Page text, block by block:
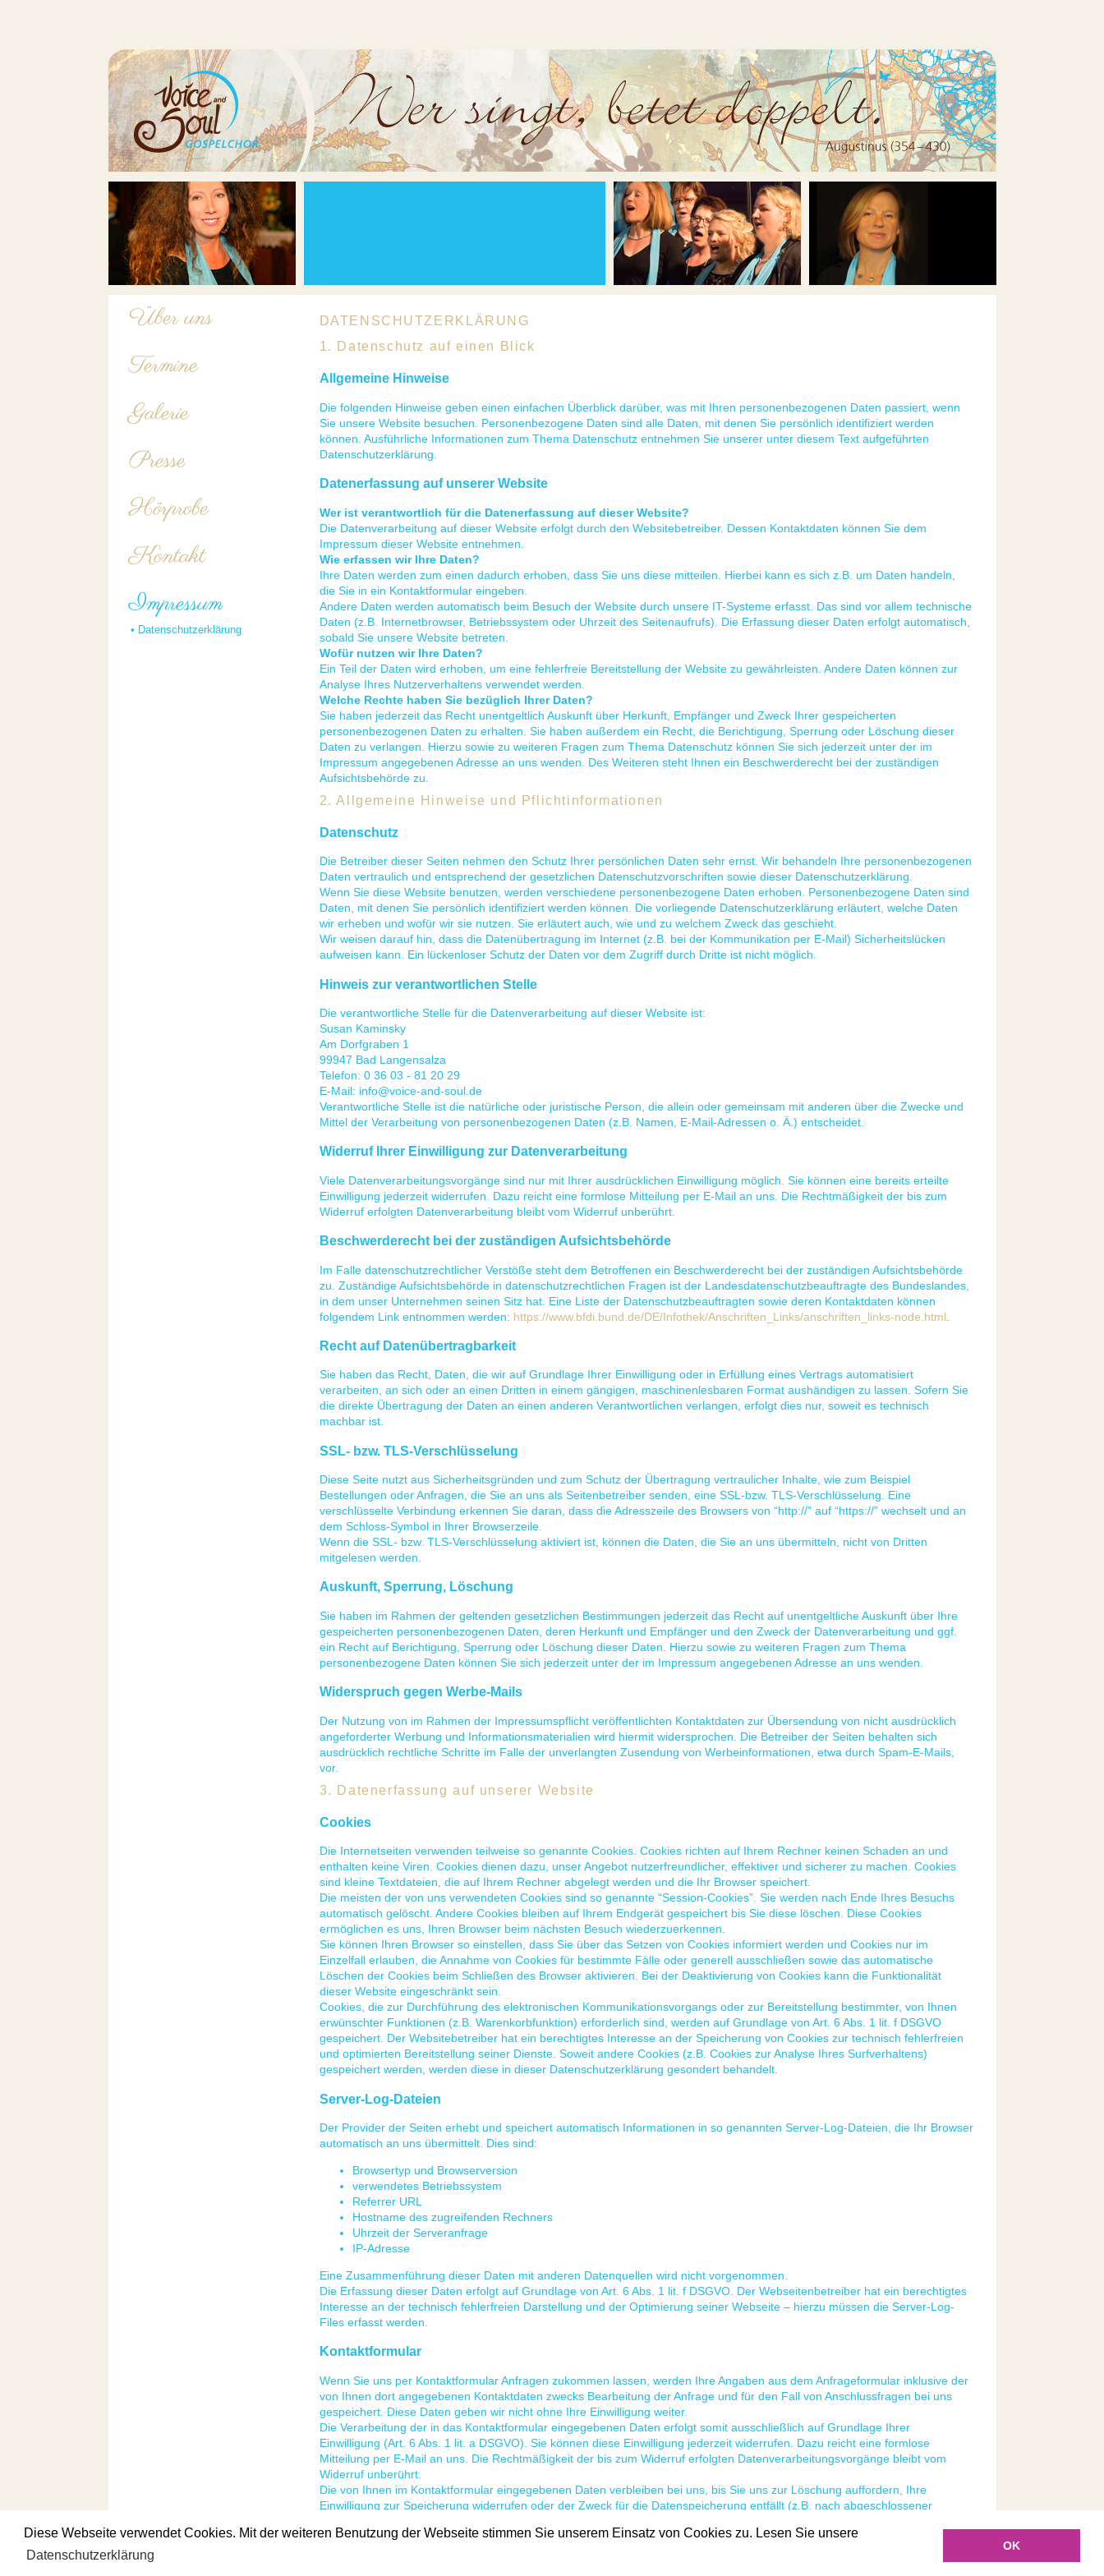
Diese Webseite verwendet Cookies. Mit der weiteren Benutzung der Webseite stimmen Sie unserem Einsatz von Cookies zu. Lesen Sie unsere
Datenschutzerklärung
OK
Über uns
Termine
Galerie
Presse
Hörprobe
Kontakt
Impressum
• Datenschutzerklärung
DATENSCHUTZERKLÄRUNG
1. Datenschutz auf einen Blick
Allgemeine Hinweise
Die folgenden Hinweise geben einen einfachen Überblick darüber, was mit Ihren personenbezogenen Daten passiert, wenn
Sie unsere Website besuchen. Personenbezogene Daten sind alle Daten, mit denen Sie persönlich identifiziert werden
können. Ausführliche Informationen zum Thema Datenschutz entnehmen Sie unserer unter diesem Text aufgeführten
Datenschutzerklärung.
Datenerfassung auf unserer Website
Wer ist verantwortlich für die Datenerfassung auf dieser Website?
Die Datenverarbeitung auf dieser Website erfolgt durch den Websitebetreiber. Dessen Kontaktdaten können Sie dem
Impressum dieser Website entnehmen.
Wie erfassen wir Ihre Daten?
Ihre Daten werden zum einen dadurch erhoben, dass Sie uns diese mitteilen. Hierbei kann es sich z.B. um Daten handeln,
die Sie in ein Kontaktformular eingeben.
Andere Daten werden automatisch beim Besuch der Website durch unsere IT-Systeme erfasst. Das sind vor allem technische
Daten (z.B. Internetbrowser, Betriebssystem oder Uhrzeit des Seitenaufrufs). Die Erfassung dieser Daten erfolgt automatisch,
sobald Sie unsere Website betreten.
Wofür nutzen wir Ihre Daten?
Ein Teil der Daten wird erhoben, um eine fehlerfreie Bereitstellung der Website zu gewährleisten. Andere Daten können zur
Analyse Ihres Nutzerverhaltens verwendet werden.
Welche Rechte haben Sie bezüglich Ihrer Daten?
Sie haben jederzeit das Recht unentgeltlich Auskunft über Herkunft, Empfänger und Zweck Ihrer gespeicherten
personenbezogenen Daten zu erhalten. Sie haben außerdem ein Recht, die Berichtigung, Sperrung oder Löschung dieser
Daten zu verlangen. Hierzu sowie zu weiteren Fragen zum Thema Datenschutz können Sie sich jederzeit unter der im
Impressum angegebenen Adresse an uns wenden. Des Weiteren steht Ihnen ein Beschwerderecht bei der zuständigen
Aufsichtsbehörde zu.
2. Allgemeine Hinweise und Pflichtinformationen
Datenschutz
Die Betreiber dieser Seiten nehmen den Schutz Ihrer persönlichen Daten sehr ernst. Wir behandeln Ihre personenbezogenen
Daten vertraulich und entsprechend der gesetzlichen Datenschutzvorschriften sowie dieser Datenschutzerklärung.
Wenn Sie diese Website benutzen, werden verschiedene personenbezogene Daten erhoben. Personenbezogene Daten sind
Daten, mit denen Sie persönlich identifiziert werden können. Die vorliegende Datenschutzerklärung erläutert, welche Daten
wir erheben und wofür wir sie nutzen. Sie erläutert auch, wie und zu welchem Zweck das geschieht.
Wir weisen darauf hin, dass die Datenübertragung im Internet (z.B. bei der Kommunikation per E-Mail) Sicherheitslücken
aufweisen kann. Ein lückenloser Schutz der Daten vor dem Zugriff durch Dritte ist nicht möglich.
Hinweis zur verantwortlichen Stelle
Die verantwortliche Stelle für die Datenverarbeitung auf dieser Website ist:
Susan Kaminsky
Am Dorfgraben 1
99947 Bad Langensalza
Telefon: 0 36 03 - 81 20 29
E-Mail: info@voice-and-soul.de
Verantwortliche Stelle ist die natürliche oder juristische Person, die allein oder gemeinsam mit anderen über die Zwecke und
Mittel der Verarbeitung von personenbezogenen Daten (z.B. Namen, E-Mail-Adressen o. Ä.) entscheidet.
Widerruf Ihrer Einwilligung zur Datenverarbeitung
Viele Datenverarbeitungsvorgänge sind nur mit Ihrer ausdrücklichen Einwilligung möglich. Sie können eine bereits erteilte
Einwilligung jederzeit widerrufen. Dazu reicht eine formlose Mitteilung per E-Mail an uns. Die Rechtmäßigkeit der bis zum
Widerruf erfolgten Datenverarbeitung bleibt vom Widerruf unberührt.
Beschwerderecht bei der zuständigen Aufsichtsbehörde
Im Falle datenschutzrechtlicher Verstöße steht dem Betroffenen ein Beschwerderecht bei der zuständigen Aufsichtsbehörde
zu. Zuständige Aufsichtsbehörde in datenschutzrechtlichen Fragen ist der Landesdatenschutzbeauftragte des Bundeslandes,
in dem unser Unternehmen seinen Sitz hat. Eine Liste der Datenschutzbeauftragten sowie deren Kontaktdaten können
folgendem Link entnommen werden: https://www.bfdi.bund.de/DE/Infothek/Anschriften_Links/anschriften_links-node.html
Recht auf Datenübertragbarkeit
Sie haben das Recht, Daten, die wir auf Grundlage Ihrer Einwilligung oder in Erfüllung eines Vertrags automatisiert
verarbeiten, an sich oder an einen Dritten in einem gängigen, maschinenlesbaren Format aushändigen zu lassen. Sofern Sie
die direkte Übertragung der Daten an einen anderen Verantwortlichen verlangen, erfolgt dies nur, soweit es technisch
machbar ist.
SSL- bzw. TLS-Verschlüsselung
Diese Seite nutzt aus Sicherheitsgründen und zum Schutz der Übertragung vertraulicher Inhalte, wie zum Beispiel
Bestellungen oder Anfragen, die Sie an uns als Seitenbetreiber senden, eine SSL-bzw. TLS-Verschlüsselung. Eine
verschlüsselte Verbindung erkennen Sie daran, dass die Adresszeile des Browsers von “http://” auf “https://” wechselt und an
dem Schloss-Symbol in Ihrer Browserzeile.
Wenn die SSL- bzw. TLS-Verschlüsselung aktiviert ist, können die Daten, die Sie an uns übermitteln, nicht von Dritten
mitgelesen werden.
Auskunft, Sperrung, Löschung
Sie haben im Rahmen der geltenden gesetzlichen Bestimmungen jederzeit das Recht auf unentgeltliche Auskunft über Ihre
gespeicherten personenbezogenen Daten, deren Herkunft und Empfänger und den Zweck der Datenverarbeitung und ggf.
ein Recht auf Berichtigung, Sperrung oder Löschung dieser Daten. Hierzu sowie zu weiteren Fragen zum Thema
personenbezogene Daten können Sie sich jederzeit unter der im Impressum angegebenen Adresse an uns wenden.
Widerspruch gegen Werbe-Mails
Der Nutzung von im Rahmen der Impressumspflicht veröffentlichten Kontaktdaten zur Übersendung von nicht ausdrücklich
angeforderter Werbung und Informationsmaterialien wird hiermit widersprochen. Die Betreiber der Seiten behalten sich
ausdrücklich rechtliche Schritte im Falle der unverlangten Zusendung von Werbeinformationen, etwa durch Spam-E-Mails,
vor.
3. Datenerfassung auf unserer Website
Cookies
Die Internetseiten verwenden teilweise so genannte Cookies. Cookies richten auf Ihrem Rechner keinen Schaden an und
enthalten keine Viren. Cookies dienen dazu, unser Angebot nutzerfreundlicher, effektiver und sicherer zu machen. Cookies
sind kleine Textdateien, die auf Ihrem Rechner abgelegt werden und die Ihr Browser speichert.
Die meisten der von uns verwendeten Cookies sind so genannte “Session-Cookies”. Sie werden nach Ende Ihres Besuchs
automatisch gelöscht. Andere Cookies bleiben auf Ihrem Endgerät gespeichert bis Sie diese löschen. Diese Cookies
ermöglichen es uns, Ihren Browser beim nächsten Besuch wiederzuerkennen.
Sie können Ihren Browser so einstellen, dass Sie über das Setzen von Cookies informiert werden und Cookies nur im
Einzelfall erlauben, die Annahme von Cookies für bestimmte Fälle oder generell ausschließen sowie das automatische
Löschen der Cookies beim Schließen des Browser aktivieren. Bei der Deaktivierung von Cookies kann die Funktionalität
dieser Website eingeschränkt sein.
Cookies, die zur Durchführung des elektronischen Kommunikationsvorgangs oder zur Bereitstellung bestimmter, von Ihnen
erwünschter Funktionen (z.B. Warenkorbfunktion) erforderlich sind, werden auf Grundlage von Art. 6 Abs. 1 lit. f DSGVO
gespeichert. Der Websitebetreiber hat ein berechtigtes Interesse an der Speicherung von Cookies zur technisch fehlerfreien
und optimierten Bereitstellung seiner Dienste. Soweit andere Cookies (z.B. Cookies zur Analyse Ihres Surfverhaltens)
gespeichert werden, werden diese in dieser Datenschutzerklärung gesondert behandelt.
Server-Log-Dateien
Der Provider der Seiten erhebt und speichert automatisch Informationen in so genannten Server-Log-Dateien, die Ihr Browser
automatisch an uns übermittelt. Dies sind:
Browsertyp und Browserversion
verwendetes Betriebssystem
Referrer URL
Hostname des zugreifenden Rechners
Uhrzeit der Serveranfrage
IP-Adresse
Eine Zusammenführung dieser Daten mit anderen Datenquellen wird nicht vorgenommen.
Die Erfassung dieser Daten erfolgt auf Grundlage von Art. 6 Abs. 1 lit. f DSGVO. Der Webseitenbetreiber hat ein berechtigtes
Interesse an der technisch fehlerfreien Darstellung und der Optimierung seiner Webseite – hierzu müssen die Server-Log-
Files erfasst werden.
Kontaktformular
Wenn Sie uns per Kontaktformular Anfragen zukommen lassen, werden Ihre Angaben aus dem Anfrageformular inklusive der
von Ihnen dort angegebenen Kontaktdaten zwecks Bearbeitung der Anfrage und für den Fall von Anschlussfragen bei uns
gespeichert. Diese Daten geben wir nicht ohne Ihre Einwilligung weiter.
Die Verarbeitung der in das Kontaktformular eingegebenen Daten erfolgt somit ausschließlich auf Grundlage Ihrer
Einwilligung (Art. 6 Abs. 1 lit. a DSGVO). Sie können diese Einwilligung jederzeit widerrufen. Dazu reicht eine formlose
Mitteilung per E-Mail an uns. Die Rechtmäßigkeit der bis zum Widerruf erfolgten Datenverarbeitungsvorgänge bleibt vom
Widerruf unberührt.
Die von Ihnen im Kontaktformular eingegebenen Daten verbleiben bei uns, bis Sie uns zur Löschung auffordern, Ihre
Einwilligung zur Speicherung widerrufen oder der Zweck für die Datenspeicherung entfällt (z.B. nach abgeschlossener